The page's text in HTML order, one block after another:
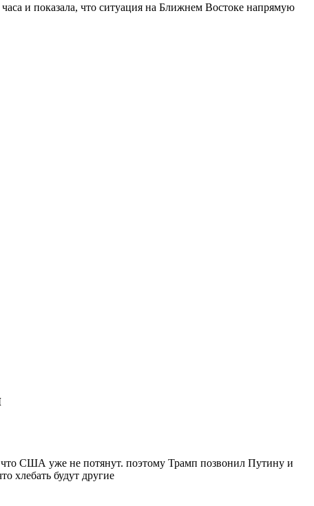
и показала, что ситуация на Ближнем Востоке напрямую
США уже не потянут. поэтому Трамп позвонил Путину и
хлебать будут другие